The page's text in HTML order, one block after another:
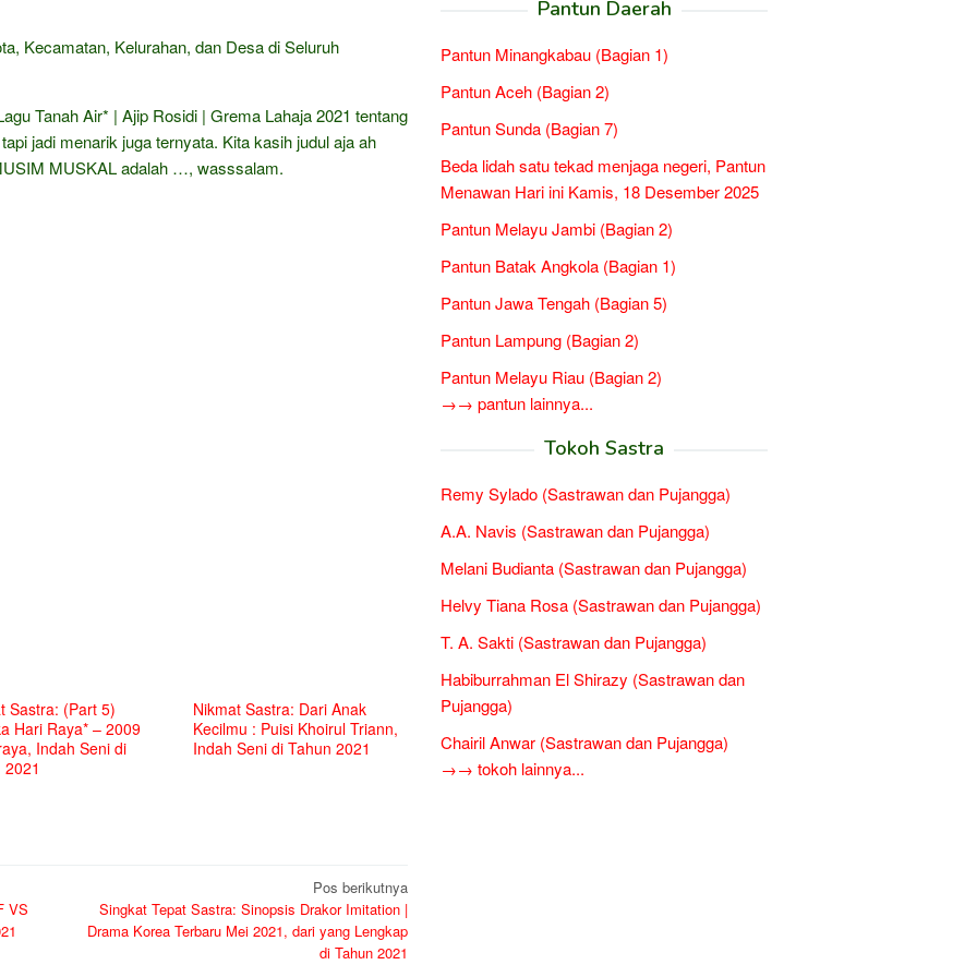
Kecamatan, Kelurahan, dan Desa di Seluruh
Tanah Air* | Ajip Rosidi | Grema Lahaja 2021 tentang
jadi menarik juga ternyata. Kita kasih judul aja ah
MUSKAL adalah …, wasssalam.
Sastra: (Part 5)
Hari Raya* – 2009
Indah Seni di
Nikmat Sastra: Dari Anak
Kecilmu : Puisi Khoirul Triann,
Indah Seni di Tahun 2021
VS
Pos berikutnya
Singkat Tepat Sastra: Sinopsis Drakor Imitation |
Drama Korea Terbaru Mei 2021, dari yang Lengkap
di Tahun 2021
Pantun Daerah
Pantun Minangkabau (Bagian 1)
Pantun Aceh (Bagian 2)
Pantun Sunda (Bagian 7)
Beda lidah satu tekad menjaga negeri, Pantun
Menawan Hari ini Kamis, 18 Desember 2025
Pantun Melayu Jambi (Bagian 2)
Pantun Batak Angkola (Bagian 1)
Pantun Jawa Tengah (Bagian 5)
Pantun Lampung (Bagian 2)
Pantun Melayu Riau (Bagian 2)
→→ pantun lainnya...
Tokoh Sastra
Remy Sylado (Sastrawan dan Pujangga)
A.A. Navis (Sastrawan dan Pujangga)
Melani Budianta (Sastrawan dan Pujangga)
Helvy Tiana Rosa (Sastrawan dan Pujangga)
T. A. Sakti (Sastrawan dan Pujangga)
Habiburrahman El Shirazy (Sastrawan dan
Pujangga)
Chairil Anwar (Sastrawan dan Pujangga)
→→ tokoh lainnya...